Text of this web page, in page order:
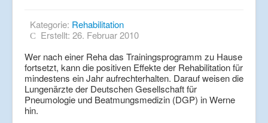
Kategorie: Rehabilitation
Erstellt: 26. Februar 2010
Wer nach einer Reha das Trainingsprogramm zu Hause
fortsetzt, kann die positiven Effekte der Rehabilitation für
mindestens ein Jahr aufrechterhalten. Darauf weisen die
Lungenärzte der Deutschen Gesellschaft für
Pneumologie und Beatmungsmedizin (DGP) in Werne
hin.